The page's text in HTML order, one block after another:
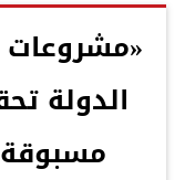
الدولة